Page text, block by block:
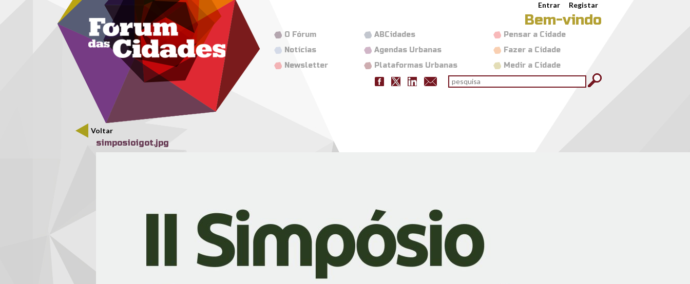
Passar para o conteúdo principalMenu secundário Entrar Registar
Bem-vindo
Pensar a Cidade
Fazer a Cidade
Medir a Cidade
ABCidades
Agendas Urbanas
Plataformas Urbanas
O Fórum
Notícias
Newsletter
Formulário de pesquisa
pesquisar
Voltar
simposioigot.jpg